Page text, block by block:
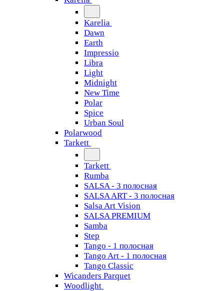
Karelia
Dawn
Earth
Impressio
Libra
Light
Midnight
New Time
Polar
Spice
Urban Soul
Polarwood
Tarkett
Tarkett
Rumba
SALSA - 3 полосная
SALSA ART - 3 полосная
Salsa Art Vision
SALSA PREMIUM
Samba
Step
Tango - 1 полосная
Tango Art - 1 полосная
Tango Classiс
Wicanders Parquet
Woodlight